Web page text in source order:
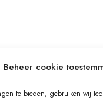
Beheer cookie
te bieden, gebruiken wij